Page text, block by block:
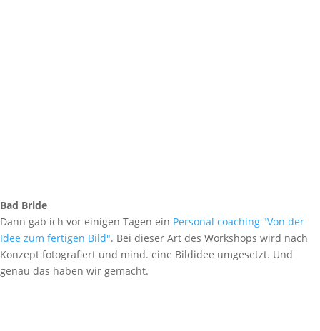
Bad Bride
Dann gab ich vor einigen Tagen ein Personal coaching "Von der
Idee zum fertigen Bild". Bei dieser Art des Workshops wird nach
Konzept fotografiert und mind. eine Bildidee umgesetzt. Und
genau das haben wir gemacht.